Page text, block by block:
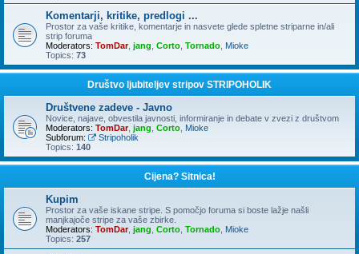
Komentarji, kritike, predlogi ...
Prostor za vaše kritike, komentarje in nasvete glede spletne striparne in/ali
strip foruma
Moderators: TomDar, jang Corto Tornado Mioke
Topics: 73
Društvo ljubiteljev stripov STRIPOHOLIK
Društvene zadeve - Javno
Novice, najave, obvestila javnosti, informiranje in debate v zvezi z društvom
Moderators: TomDar, jang Corto Mioke
Subforum:
Stripoholik
Topics: 140
Cijena? Sitnica!
Kupim
Prostor za vaše iskane stripe. S pomočjo foruma si boste lažje našli
manjkajoče stripe za vaše zbirke.
Moderators: TomDar, jang Corto Tornado Mioke
Topics: 257